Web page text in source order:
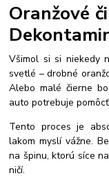
Oranžové
Všimol si si niekedy
svetlé – drobné
Alebo malé čierne
auto potrebuje
Tento proces je
lakom myslí vážne.
na špinu, ktorú síce
ničí.